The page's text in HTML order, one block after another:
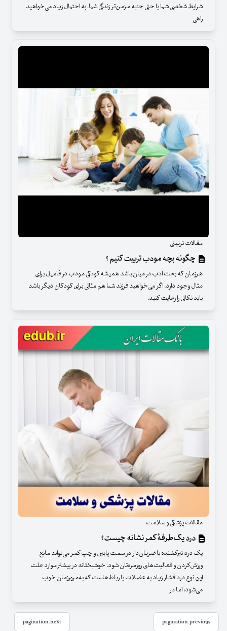
شرایط شخصی شما یا حتی جنبه مزمن‌تر زندگی شما، به احتمال زیاد می‌خواهید
راهی
مقالات تربیتی
چگونه بچه مودب تربیت کنیم ؟
هرزمان که بحث ادب در میان باشد همیشه کودکی مودب در فامیل برای
مثال وجود دارد، اگر می‌خواهید فرزند شما هم مثالی برای کودکان دیگر باشد
باید نکاتی را رعایت کنید.
مقالات پزشکی و سلامت
درد یک‌طرفهٔ کمر نشانه چیست؟
یک درد تیرکشنده یا ضربان‌دار در سمت پایین و چپ کمر می‌تواند مانع
ورزش‌کردن و فعالیت‌های روزمره‌تان شود. خوشبختانه در بیشتر موارد علت
این نوع درد فشار زیاد به عضلات یا رباط‌هاست که به‌مرورزمان خوب
می‌شود؛ اما در
pagination.previous
pagination.next